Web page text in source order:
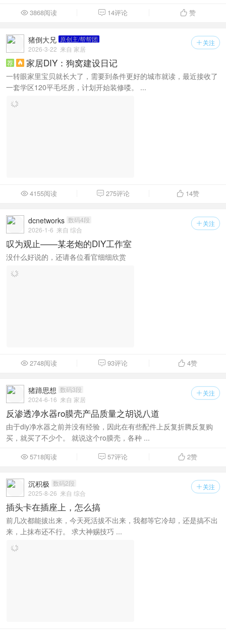
 3868阅读  14评论  赞
 关注
猪倒大兄 原创主/帮帮团
2026-3-22 来自 家居
荐
 家居DIY：狗窝建设日记
一转眼家里宝贝就长大了，需要到条件更好的城市就读，最近接收了
一套学区120平毛坯房，计划开始装修喽。 ...
 4155阅读  275评论  14赞
 关注
dcnetworks 数码4段
2026-1-6 来自 综合
叹为观止——某老炮的DIY工作室
没什么好说的，还请各位看官细细欣赏
 2748阅读  93评论  4赞
 关注
猪蹄思想 数码3段
2024-6-16 来自 家居
反渗透净水器ro膜壳产品质量之胡说八道
由于diy净水器之前并没有经验，因此在有些配件上反复折腾反复购
买，就买了不少个。 就说这个ro膜壳，各种 ...
 5718阅读  57评论  2赞
 关注
沉积极 数码2段
2025-8-26 来自 综合
插头卡在插座上，怎么搞
前几次都能拔出来，今天死活拔不出来，我都等它冷却，还是搞不出
来，上抹布还不行。 求大神赐技巧 ...